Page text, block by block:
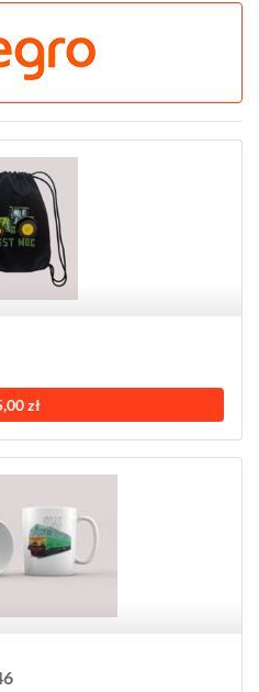
zł